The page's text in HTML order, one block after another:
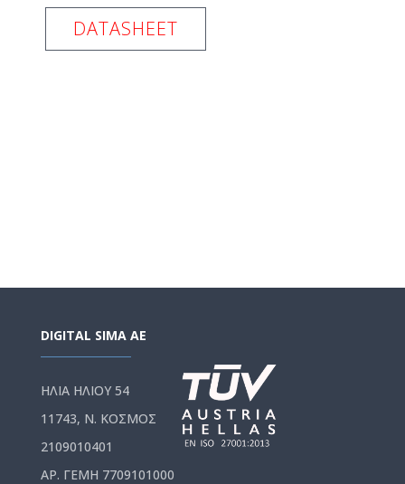
DATASHEET
DIGITAL SIMA AE
ΗΛΙΑ ΗΛΙΟΥ 54
11743, Ν. ΚΟΣΜΟΣ
2109010401
ΑΡ. ΓΕΜΗ 7709101000